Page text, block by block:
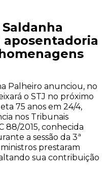
Palheiro anunciou, no
o STJ no próximo
75 anos em 24/4,
nos Tribunais
88/2015, conhecida
a sessão da 3ª
prestaram
sua contribuição